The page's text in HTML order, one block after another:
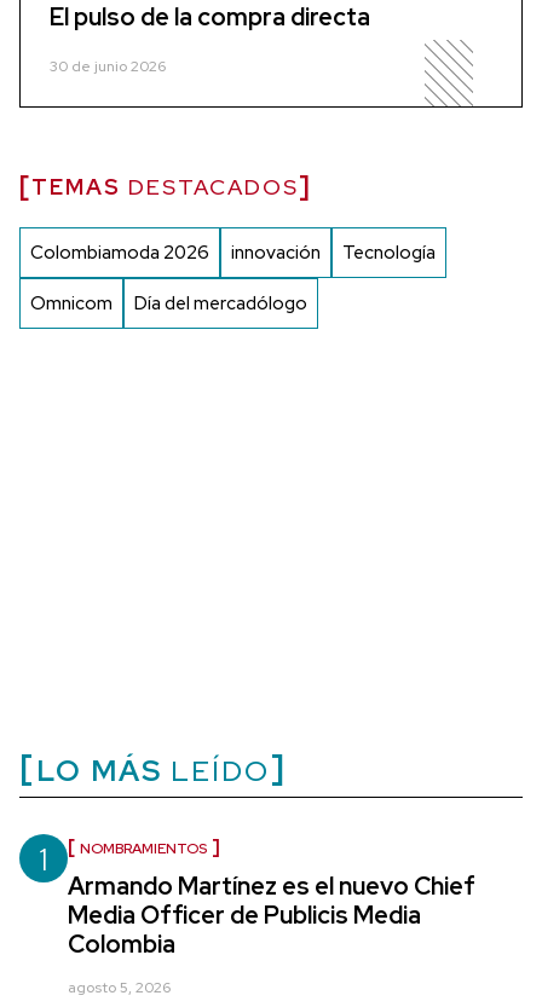
El pulso de la compra directa
30 de junio 2026
TEMAS DESTACADOS
Colombiamoda 2026 innovación Tecnología
Omnicom Día del mercadólogo
LO MÁS LEÍDO
1 NOMBRAMIENTOS
Armando Martínez es el nuevo Chief
Media Officer de Publicis Media
Colombia
agosto 5, 2026